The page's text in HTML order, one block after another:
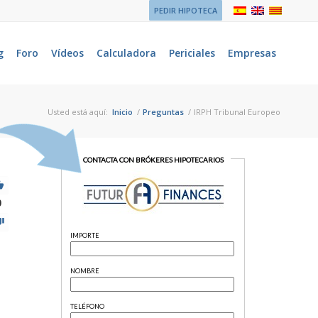
PEDIR HIPOTECA
Foro Vídeos Calculadora Periciales Empresas
Usted está aquí: Inicio / Preguntas / IRPH Tribunal Europeo